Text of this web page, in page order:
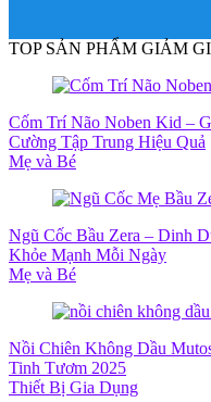
TOP SẢN PHẨM GIẢM
Cốm Trí Não Noben Kid –
Cường Tập Trung Hiệu Quả
Mẹ và Bé
Ngũ Cốc Bầu Zera – Dinh
Khỏe Mạnh Mỗi Ngày
Mẹ và Bé
Nồi Chiên Không Dầu
Tinh Tươm 2025
Thiết Bị Gia Dụng